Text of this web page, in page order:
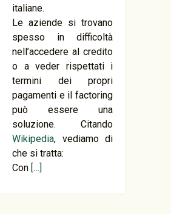
italiane.
Le aziende si trovano
spesso in difficoltà
nell’accedere al credito
o a veder rispettati i
termini dei propri
pagamenti e il factoring
può essere una
soluzione. Citando
Wikipedia, vediamo di
che si tratta:
Con […]